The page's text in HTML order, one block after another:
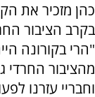
כהן מזכיר את
בקרב הציבור
"הרי בקורונה
מהציבור
וחבריי עזרנו